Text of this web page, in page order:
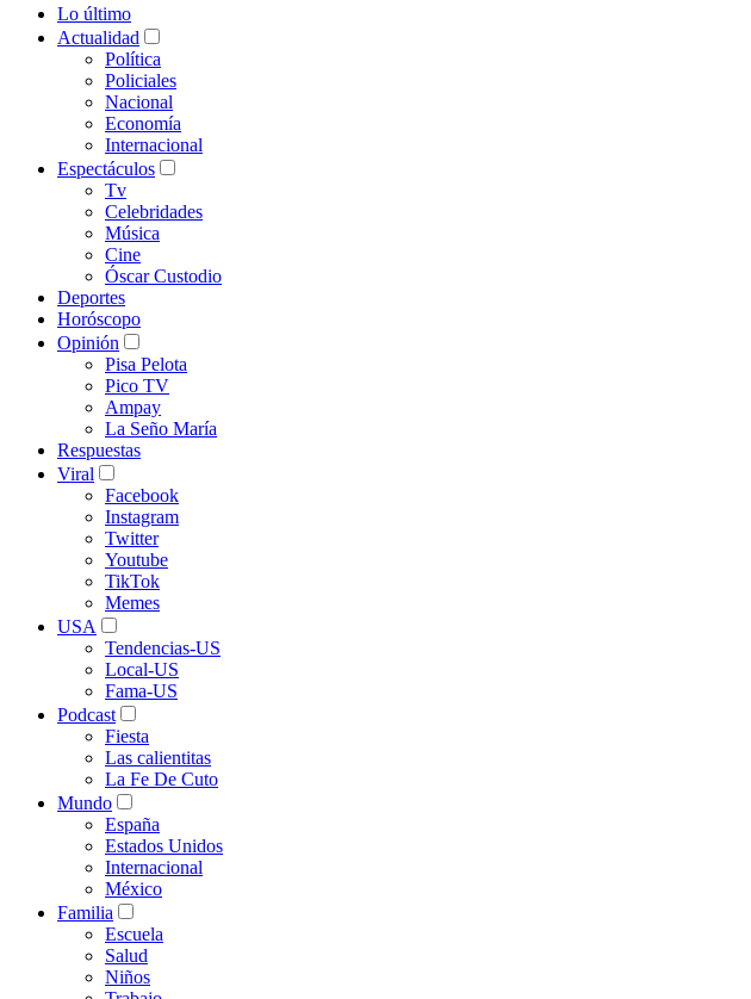
Lo último
Actualidad
Política
Policiales
Nacional
Economía
Internacional
Espectáculos
Tv
Celebridades
Música
Cine
Óscar Custodio
Deportes
Horóscopo
Opinión
Pisa Pelota
Pico TV
Ampay
La Seño María
Respuestas
Viral
Facebook
Instagram
Twitter
Youtube
TikTok
Memes
USA
Tendencias-US
Local-US
Fama-US
Podcast
Fiesta
Las calientitas
La Fe De Cuto
Mundo
España
Estados Unidos
Internacional
México
Familia
Escuela
Salud
Niños